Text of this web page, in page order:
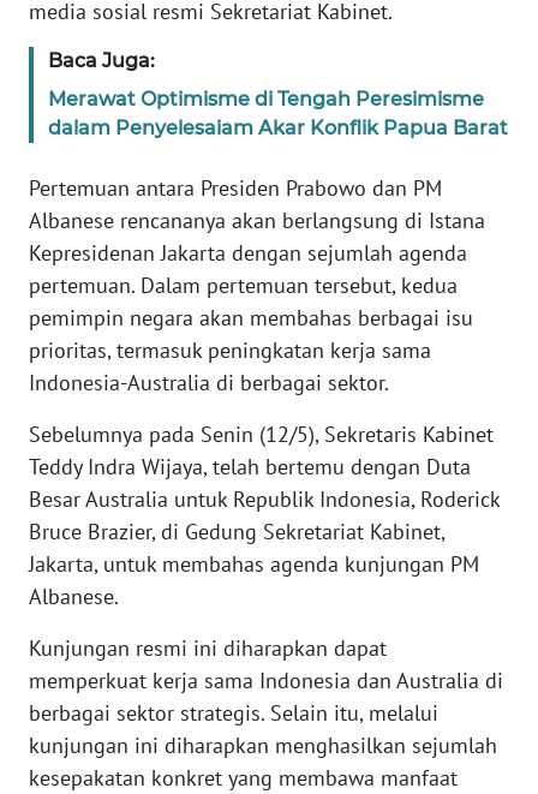
media sosial resmi Sekretariat Kabinet.
Baca Juga:
Merawat Optimisme di Tengah Peresimisme
dalam Penyelesaiam Akar Konflik Papua Barat
Pertemuan antara Presiden Prabowo dan PM
Albanese rencananya akan berlangsung di Istana
Kepresidenan Jakarta dengan sejumlah agenda
pertemuan. Dalam pertemuan tersebut, kedua
pemimpin negara akan membahas berbagai isu
prioritas, termasuk peningkatan kerja sama
Indonesia-Australia di berbagai sektor.
Sebelumnya pada Senin (12/5), Sekretaris Kabinet
Teddy Indra Wijaya, telah bertemu dengan Duta
Besar Australia untuk Republik Indonesia, Roderick
Bruce Brazier, di Gedung Sekretariat Kabinet,
Jakarta, untuk membahas agenda kunjungan PM
Albanese.
Kunjungan resmi ini diharapkan dapat
memperkuat kerja sama Indonesia dan Australia di
berbagai sektor strategis. Selain itu, melalui
kunjungan ini diharapkan menghasilkan sejumlah
kesepakatan konkret yang membawa manfaat
KARIR
DISCLAIMER
Wahana
Regional
WN
SUMUT
WN
WN
JABAR
WN
WN
WN
KEPRI